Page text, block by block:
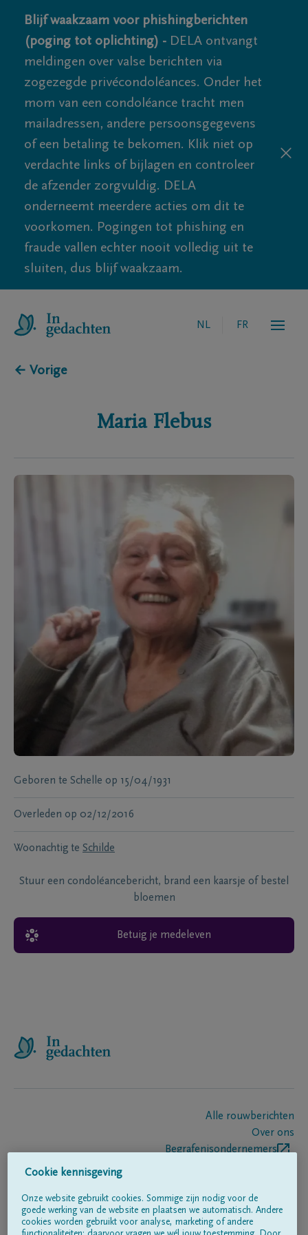
Blijf waakzaam voor phishingberichten
(poging tot oplichting) - DELA ontvangt
meldingen over valse berichten via
zogezegde privécondoléances. Onder het
mom van een condoléance tracht men
mailadressen, andere persoonsgegevens
of een betaling te bekomen. Klik niet op
verdachte links of bijlagen en controleer
de afzender zorgvuldig. DELA
onderneemt meerdere acties om dit te
voorkomen. Pogingen tot phishing en
fraude vallen echter nooit volledig uit te
sluiten, dus blijf waakzaam.
NL FR
← Vorige
Maria Flebus
Geboren te Schelle op 15/04/1931
Overleden op 02/12/2016
Woonachtig te Schilde
Stuur een condoléancebericht, brand een kaarsje of bestel
bloemen
Betuig je medeleven
Alle rouwberichten
Over ons
Begrafenisondernemers
Volg ons op
Cookie kennisgeving
Onze website gebruikt cookies. Sommige zijn nodig voor de
goede werking van de website en plaatsen we automatisch. Andere
cookies worden gebruikt voor analyse, marketing of andere